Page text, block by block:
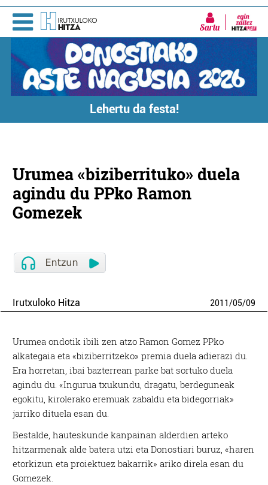
Sartu
Lehertu da festa!
Urumea «biziberrituko» duela
agindu du PPko Ramon
Gomezek
Irutxuloko Hitza 2011/05/09
Urumea ondotik ibili zen atzo Ramon Gomez PPko
alkategaia eta «biziberritzeko» premia duela adierazi du.
Era horretan, ibai bazterrean parke bat sortuko duela
agindu du. «Ingurua txukundu, dragatu, berdeguneak
egokitu, kirolerako eremuak zabaldu eta bidegorriak»
jarriko dituela esan du.
Bestalde, hauteskunde kanpainan alderdien arteko
hitzarmenak alde batera utzi eta Donostiari buruz, «haren
etorkizun eta proiektuez bakarrik» ariko direla esan du
Gomezek.